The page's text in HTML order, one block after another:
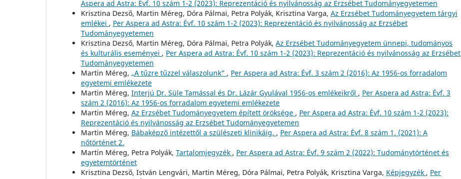
Aspera ad Astra: Évf. 10 szám 1-2 (2023): Reprezentáció és nyilvánosság az Erzsébet Tudományegyetemen
Krisztina Dezső, Martin Méreg, Dóra Pálmai, Petra Polyák, Krisztina Varga, Az Erzsébet Tudományegyetem tárgyi
emlékei , Per Aspera ad Astra: Évf. 10 szám 1-2 (2023): Reprezentáció és nyilvánosság az Erzsébet
Tudományegyetemen
Krisztina Dezső, Martin Méreg, Dóra Pálmai, Petra Polyák, Az Erzsébet Tudományegyetem ünnepi, tudományos
és kulturális eseményei , Per Aspera ad Astra: Évf. 10 szám 1-2 (2023): Reprezentáció és nyilvánosság az Erzsébet
Tudományegyetemen
Martin Méreg, „A tűzre tűzzel válaszolunk” , Per Aspera ad Astra: Évf. 3 szám 2 (2016): Az 1956-os forradalom
egyetemi emlékezete
Martin Méreg, Interjú Dr. Süle Tamással és Dr. Lázár Gyulával 1956-os emlékeikről , Per Aspera ad Astra: Évf. 3
szám 2 (2016): Az 1956-os forradalom egyetemi emlékezete
Martin Méreg, Az Erzsébet Tudományegyetem épített öröksége , Per Aspera ad Astra: Évf. 10 szám 1-2 (2023):
Reprezentáció és nyilvánosság az Erzsébet Tudományegyetemen
Martin Méreg, Bábaképző intézettől a szülészeti klinikáig. , Per Aspera ad Astra: Évf. 8 szám 1. (2021): A
nőtörténet 2.
Martin Méreg, Petra Polyák, Tartalomjegyzék , Per Aspera ad Astra: Évf. 9 szám 2 (2022): Tudománytörténet és
egyetemtörténet
Krisztina Dezső, István Lengvári, Martin Méreg, Dóra Pálmai, Petra Polyák, Krisztina Varga, Képjegyzék , Per